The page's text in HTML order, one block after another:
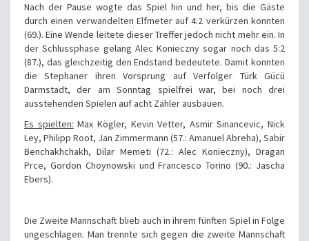
Nach der Pause wogte das Spiel hin und her, bis die Gäste
durch einen verwandelten Elfmeter auf 4:2 verkürzen konnten
(69.). Eine Wende leitete dieser Treffer jedoch nicht mehr ein. In
der Schlussphase gelang Alec Konieczny sogar noch das 5:2
(87.), das gleichzeitig den Endstand bedeutete. Damit konnten
die Stephaner ihren Vorsprung auf Verfolger Türk Gücü
Darmstadt, der am Sonntag spielfrei war, bei noch drei
ausstehenden Spielen auf acht Zähler ausbauen.
Es spielten: Max Kögler, Kevin Vetter, Asmir Sinancevic, Nick
Ley, Philipp Root, Jan Zimmermann (57.: Amanuel Abreha), Sabir
Benchakhchakh, Dilar Memeti (72.: Alec Konieczny), Dragan
Prce, Gordon Choynowski und Francesco Torino (90.: Jascha
Ebers).
Die Zweite Mannschaft blieb auch in ihrem fünften Spiel in Folge
ungeschlagen. Man trennte sich gegen die zweite Mannschaft